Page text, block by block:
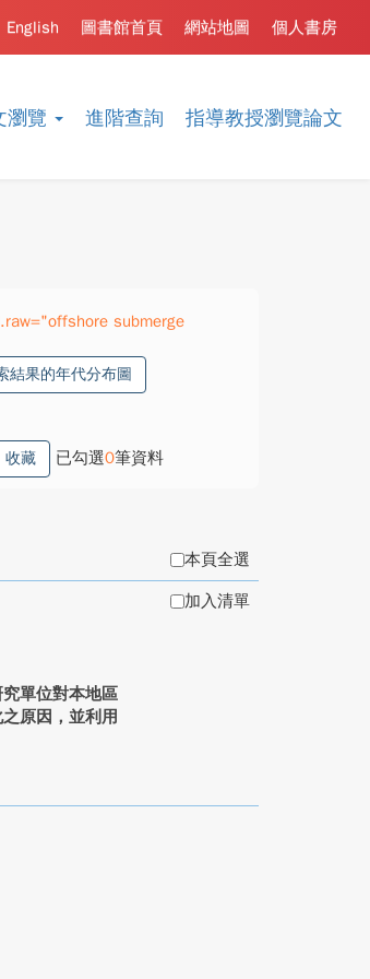
瀏覽 進階查詢 指導教授瀏覽論文
個人書房
網站地圖
圖書館首頁
English
submerge
結果的年代分布圖
收藏 已勾選0筆資料
本頁全選
單位對本地區
原因，並利用
加入清單